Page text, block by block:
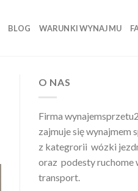
BLOG WARUNKI WYNAJMU
O NAS
Firma
zajmuje się wynajmem
z kategrorii wózki
oraz podesty ruchome
transport.